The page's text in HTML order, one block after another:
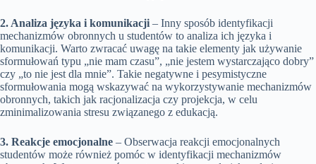
2. Analiza języka i komunikacji – Inny sposób identyfikacji
mechanizmów obronnych u studentów to analiza ich języka i
komunikacji. Warto zwracać uwagę na takie elementy jak używanie
sformułowań typu „nie mam czasu”, „nie jestem wystarczająco dobry”
czy „to nie jest dla mnie”. Takie negatywne i pesymistyczne
sformułowania mogą wskazywać na wykorzystywanie mechanizmów
obronnych, takich jak racjonalizacja czy projekcja, w celu
zminimalizowania stresu związanego z edukacją.
3. Reakcje emocjonalne – Obserwacja reakcji emocjonalnych
studentów może również pomóc w identyfikacji mechanizmów